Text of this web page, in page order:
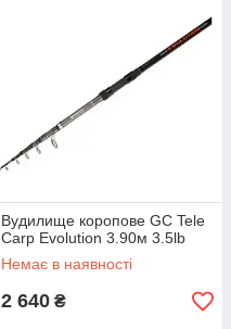
Вудилище коропове GC Tele
Carp Evolution 3.90м 3.5lb
Немає в наявності
2 640 ₴